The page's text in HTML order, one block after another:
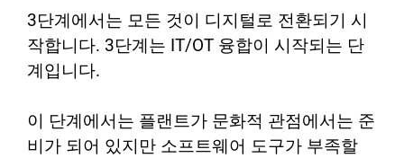
3단계에서는 모든 것이 디지털로 전환되기 시
작합니다. 3단계는 IT/OT 융합이 시작되는 단
계입니다.
이 단계에서는 플랜트가 문화적 관점에서는 준
비가 되어 있지만 소프트웨어 도구가 부족할